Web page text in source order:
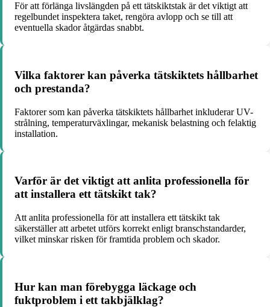
För att förlänga livslängden på ett tätskiktstak är det viktigt att
regelbundet inspektera taket, rengöra avlopp och se till att
eventuella skador åtgärdas snabbt.
Vilka faktorer kan påverka tätskiktets hållbarhet
och prestanda?
Faktorer som kan påverka tätskiktets hållbarhet inkluderar UV-
strålning, temperaturväxlingar, mekanisk belastning och felaktig
installation.
Varför är det viktigt att anlita professionella för
att installera ett tätskikt tak?
Att anlita professionella för att installera ett tätskikt tak
säkerställer att arbetet utförs korrekt enligt branschstandarder,
vilket minskar risken för framtida problem och skador.
Hur kan man förebygga läckage och
fuktproblem i ett takbjälklag?